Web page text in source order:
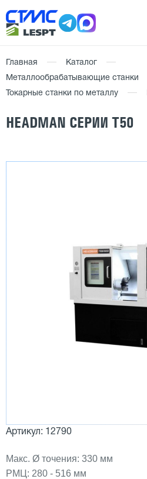
Главная
Каталог
Металлообрабатывающие станки
Токарные станки по металлу
HEADMAN СЕРИИ Т50
Артикул: 12790
Макс. Ø точения: 330 мм
РМЦ: 280 - 516 мм